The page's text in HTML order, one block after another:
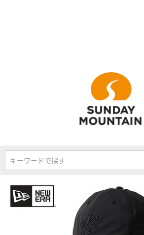
キーワードで探す